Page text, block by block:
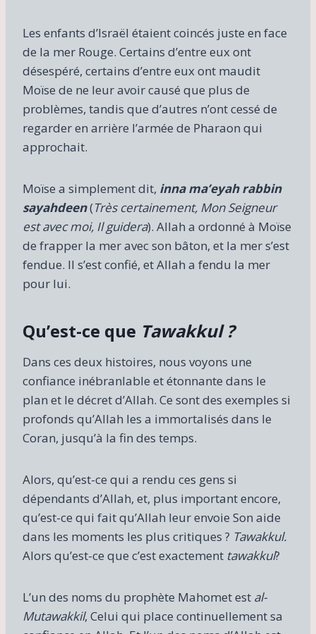
Les enfants d’Israël étaient coincés juste en face
de la mer Rouge. Certains d’entre eux ont
désespéré, certains d’entre eux ont maudit
Moïse de ne leur avoir causé que plus de
problèmes, tandis que d’autres n’ont cessé de
regarder en arrière l’armée de Pharaon qui
approchait.
Moïse a simplement dit, inna ma’eyah rabbin
sayahdeen(Très certainement, Mon Seigneur
est avec moi, Il guidera). Allah a ordonné à Moïse
de frapper la mer avec son bâton, et la mer s’est
fendue. Il s’est confié, et Allah a fendu la mer
pour lui.
Qu’est-ce que Tawakkul ?
Dans ces deux histoires, nous voyons une
confiance inébranlable et étonnante dans le
plan et le décret d’Allah. Ce sont des exemples si
profonds qu’Allah les a immortalisés dans le
Coran, jusqu’à la fin des temps.
Alors, qu’est-ce qui a rendu ces gens si
dépendants d’Allah, et, plus important encore,
qu’est-ce qui fait qu’Allah leur envoie Son aide
dans les moments les plus critiques ? Tawakkul.
Alors qu’est-ce que c’est exactement tawakkul?
L’un des noms du prophète Mahomet est al-
Mutawakkil, Celui qui place continuellement sa